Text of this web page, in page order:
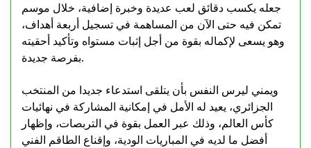
جعله يكسب دقائق لعب عديدة وخبرة إضافية، خلال موسم
تمكن فيه حتى الآن من المساهمة في تسجيل أربعة أهداف،
وهو يسعى لإكماله بقوة من أجل إثبات مستواه وتأكيد أحقيته
بفرصة جديدة.
ويمني ليرس النفس بأن يتلقى استدعاء جديدا من المنتخب
الجزائري، يعيد له الأمل في إمكانية المشاركة في نهائيات
كأس العالم، وذلك عبر العمل بقوة في التربصات، وإظهار
أفضل ما لديه في المباريات الودية، وإقناع الطاقم الفني